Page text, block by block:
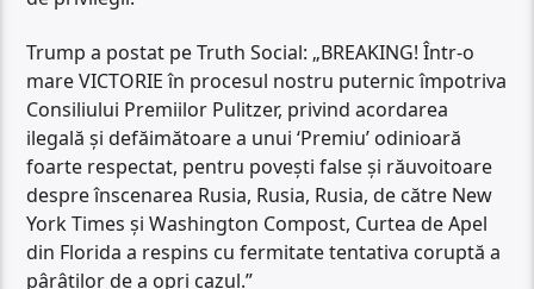
Trump a postat pe Truth Social: „BREAKING! Într-o
mare VICTORIE în procesul nostru puternic împotriva
Consiliului Premiilor Pulitzer, privind acordarea
ilegală și defăimătoare a unui ‘Premiu’ odinioară
foarte respectat, pentru povești false și răuvoitoare
despre înscenarea Rusia, Rusia, Rusia, de către New
York Times și Washington Compost, Curtea de Apel
din Florida a respins cu fermitate tentativa coruptă a
pârâților de a opri cazul.”